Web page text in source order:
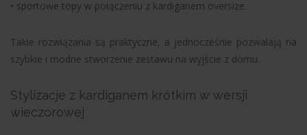
• sportowe topy w połączeniu z kardiganem oversize.
Takie rozwiązania są praktyczne, a jednocześnie pozwalają na
szybkie i modne stworzenie zestawu na wyjście z domu.
Stylizacje z kardiganem krótkim w wersji
wieczorowej